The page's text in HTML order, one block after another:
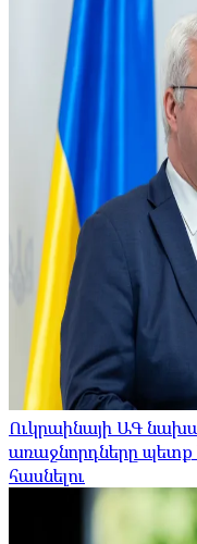
Ուկրաինայի ԱԳ
առաջնորդները պետք
հասնելու